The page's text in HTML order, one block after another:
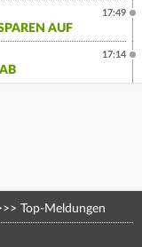
AUF
17:49
17:14
Top-Meldungen